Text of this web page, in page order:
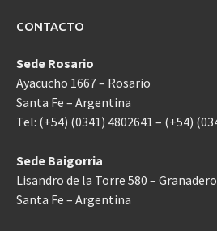
CONTACTO
Sede Rosario
Ayacucho 1667 – Rosario
Santa Fe – Argentina
Tel: (+54) (0341) 4802641 – (+54)
Sede Baigorria
Lisandro de la Torre 580 –
Santa Fe – Argentina